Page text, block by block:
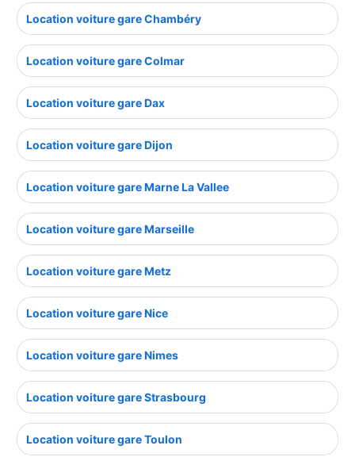
Location voiture gare Chambéry
Location voiture gare Colmar
Location voiture gare Dax
Location voiture gare Dijon
Location voiture gare Marne La Vallee
Location voiture gare Marseille
Location voiture gare Metz
Location voiture gare Nice
Location voiture gare Nimes
Location voiture gare Strasbourg
Location voiture gare Toulon